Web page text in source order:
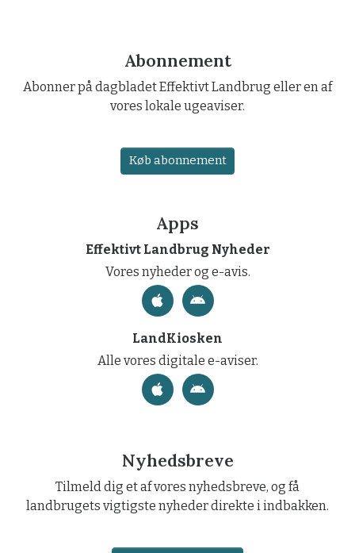
Abonnement
Abonner på dagbladet Effektivt Landbrug eller en af
vores lokale ugeaviser.
Køb abonnement
Apps
Effektivt Landbrug Nyheder
Vores nyheder og e-avis.
LandKiosken
Alle vores digitale e-aviser.
Nyhedsbreve
Tilmeld dig et af vores nyhedsbreve, og få
landbrugets vigtigste nyheder direkte i indbakken.